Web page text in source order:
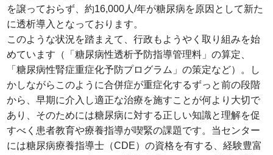
を譲っておらず、約16,000人/年が糖尿病を原因として新た
に透析導入となっております。
このような状況を踏まえて、行政もようやく取り組みを始
めています（「糖尿病性透析予防指導管理料」の算定、
「糖尿病性腎症重症化予防プログラム」の策定など）。し
かしながらこのように合併症が重症化するずっと前の段階
から、早期に介入し適正な治療を施すことが何より大切で
あり、そのためには糖尿病に対する正しい知識と理解を促
すべく患者教育や療養指導が喫緊の課題です。当センター
には糖尿病療養指導士（CDE）の資格を有する、経験豊富